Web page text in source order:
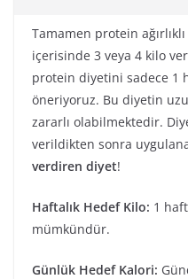
Tamamen protein
içerisinde 3 veya 4 kilo
protein diyetini sadece 1
öneriyoruz. Bu diyetin
zararlı olabilmektedir.
verildikten sonra
verdiren diyet!
Haftalık Hedef Kilo: 1
mümkündür.
Günlük Hedef Kalori: